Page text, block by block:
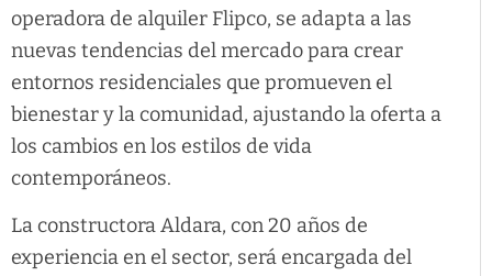
operadora de alquiler Flipco, se adapta a las
nuevas tendencias del mercado para crear
entornos residenciales que promueven el
bienestar y la comunidad, ajustando la oferta a
los cambios en los estilos de vida
contemporáneos.
La constructora Aldara, con 20 años de
experiencia en el sector, será encargada del